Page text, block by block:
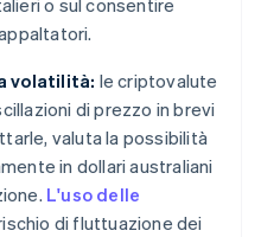
o sul consentire
volatilità: le criptovalute
di prezzo in brevi
valuta la possibilità
in dollari australiani
L'uso delle
di fluttuazione dei